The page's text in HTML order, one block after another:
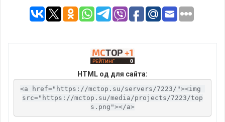
HTML од для сайта:
<a href="https://mctop.su/servers/7223/"><img
src="https://mctop.su/media/projects/7223/top
s.png"></a>